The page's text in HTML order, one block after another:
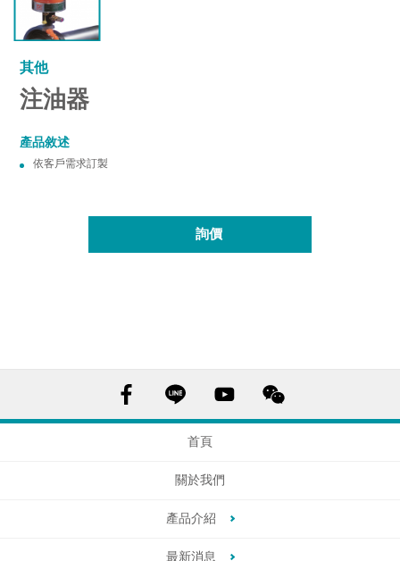
其他
注油器
產品敘述
依客戶需求訂製
詢價
首頁
關於我們
產品介紹
最新消息